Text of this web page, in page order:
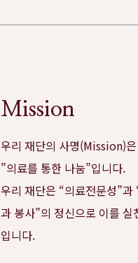
Mission
우리 재단의 사명(Mission)은
”의료를 통한 나눔”입니다.
우리 재단은 “의료전문성”과
과 봉사”의 정신으로 이를 실
입니다.